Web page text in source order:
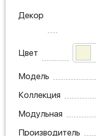
Декор
Цвет
Модель
Коллекция
Модульная
Производитель